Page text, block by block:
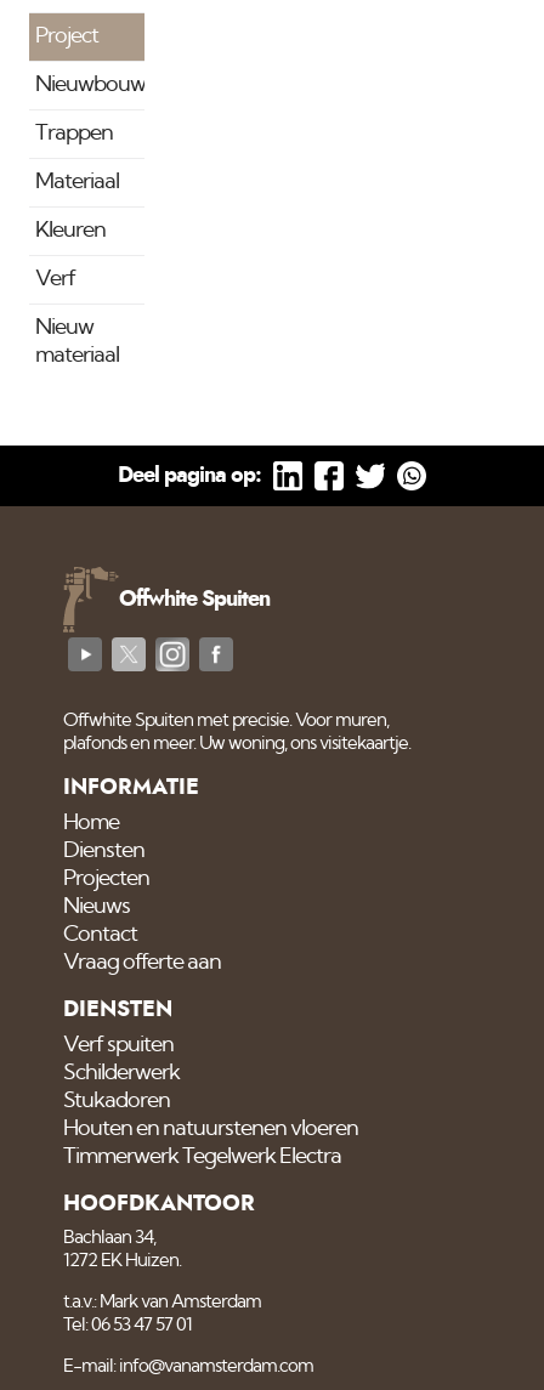
Project
Nieuwbouw
Trappen
Materiaal
Kleuren
Verf
Nieuw
materiaal
Deel pagina op:
Offwhite Spuiten
Offwhite Spuiten met precisie. Voor muren,
plafonds en meer. Uw woning, ons visitekaartje.
INFORMATIE
Home
Diensten
Projecten
Nieuws
Contact
Vraag offerte aan
DIENSTEN
Verf spuiten
Schilderwerk
Stukadoren
Houten en natuurstenen vloeren
Timmerwerk Tegelwerk Electra
HOOFDKANTOOR
Bachlaan 34,
1272 EK Huizen.
t.a.v.: Mark van Amsterdam
Tel: 06 53 47 57 01
E-mail: info@vanamsterdam.com